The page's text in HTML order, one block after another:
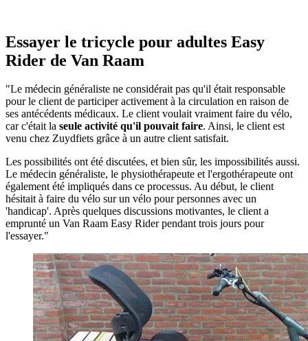
Essayer le tricycle pour adultes Easy
Rider de Van Raam
"Le médecin généraliste ne considérait pas qu'il était responsable
pour le client de participer activement à la circulation en raison de
ses antécédents médicaux. Le client voulait vraiment faire du vélo,
car c'était la seule activité qu'il pouvait faire. Ainsi, le client est
venu chez Zuydfiets grâce à un autre client satisfait.
Les possibilités ont été discutées, et bien sûr, les impossibilités aussi.
Le médecin généraliste, le physiothérapeute et l'ergothérapeute ont
également été impliqués dans ce processus. Au début, le client
hésitait à faire du vélo sur un vélo pour personnes avec un
'handicap'. Après quelques discussions motivantes, le client a
emprunté un Van Raam Easy Rider pendant trois jours pour
l'essayer."